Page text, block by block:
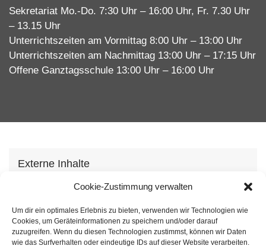
Cookie-Zustimmung verwalten
Um dir ein optimales Erlebnis zu bieten, verwenden wir Technologien wie
Cookies, um Geräteinformationen zu speichern und/oder darauf
zuzugreifen. Wenn du diesen Technologien zustimmst, können wir Daten
wie das Surfverhalten oder eindeutige IDs auf dieser Website verarbeiten.
Sekretariat Mo.-Do. 7:30 Uhr – 16:00 Uhr, Fr. 7.30 Uhr
– 13.15 Uhr
Unterrichtszeiten am Vormittag 8:00 Uhr – 13:00 Uhr
Unterrichtszeiten am Nachmittag 13:00 Uhr – 17:15 Uhr
Offene Ganztagsschule 13:00 Uhr – 16:00 Uhr
Externe Inhalte
Wir verwenden auf unserer Webseite externe
anzubieten. Mit dem laden der Inhalte stimmen Sie
unsererDatenschutzvereinbarungzu.